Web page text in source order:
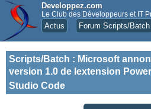
Developpez.com
Le Club des Développeurs et IT
Actus Forum Scripts/Batch
Scripts/Batch : Microsoft
version 1.0 de lextension
Studio Code